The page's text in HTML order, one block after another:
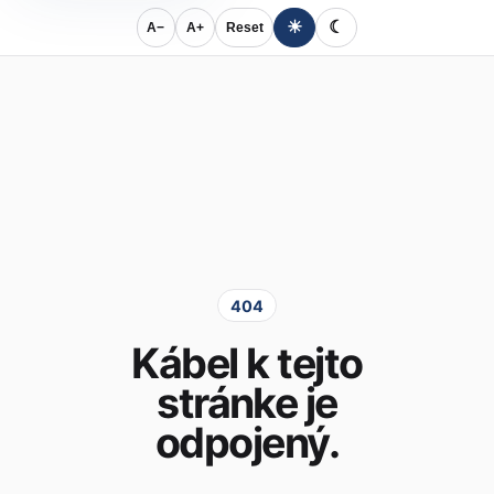
A− A+ Reset ☀ ☾
404
Kábel k tejto
stránke je
odpojený.